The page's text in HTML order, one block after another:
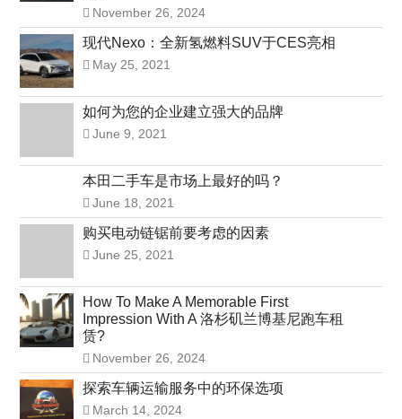
November 26, 2024
现代Nexo：全新氢燃料SUV于CES亮相
May 25, 2021
如何为您的企业建立强大的品牌
June 9, 2021
本田二手车是市场上最好的吗？
June 18, 2021
购买电动链锯前要考虑的因素
June 25, 2021
How To Make A Memorable First
Impression With A 洛杉矶兰博基尼跑车租
赁?
November 26, 2024
探索车辆运输服务中的环保选项
March 14, 2024